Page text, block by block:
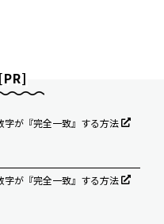
字が『完全一致』する方法
字が『完全一致』する方法